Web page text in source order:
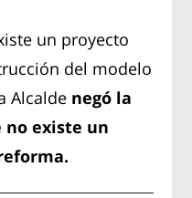
un proyecto
del modelo
Alcalde negó la
no existe un